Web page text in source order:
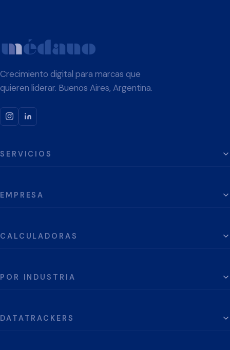
Crecimiento digital para marcas que
quieren liderar. Buenos Aires, Argentina.
SERVICIOS
EMPRESA
CALCULADORAS
POR INDUSTRIA
DATATRACKERS